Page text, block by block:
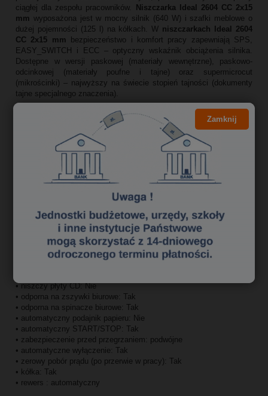
ciągłej dla zespołu pracowników.
Niszczarka Ideal 2604 CC 2x15
mm wyposażona jest w mocny silnik (640 W) i szafki meblowe o
dużej pojemności (125 l) na kółkach. W niszczarkach Ideal 2604
CC 2x15 mm
bezpieczeństwo i komfort pracy zapewniają SPS,
EASY_SWITCH i ECC – optyczny wskaźnik obciążenia silnika.
Dostępne w wersji paskowej (materiały wewnętrzne), paskowo-
odcinkowej (materiały poufne i tajne) oraz supermicrocut
(mikrościnki) – najwyższy na świecie stopień tajności (dokumenty
tajne specjalnego znaczenia).
niszczarki Ideal 2604 CC 2x15 mm
Szczelina podawcza dla papieru: 260 mm.
System cięcia: paskowo-odcinkowy (cross cut)
Szerokość ścinka: 2 x 15 mm.
Pojemność kosza na ścinki: 100 litrów
niszczarki Ideal 2604 CC 2x15 mm
• kategoria P: P-5
• kategoria Tx: Tx-5
• kategoria Ex: Ex-4
• kategoria F: F-2
• niszczy płyty CD: Nie
• odporna na zszywki biurowe: Tak
• odporna na spinacze biurowe: Tak
• automatyczny podajnik papieru: Nie
• automatyczny START/STOP: Tak
• zabezpieczenie przed przegrzaniem: podwójne
• automatyczne wyłączenie: Tak
• zerowy pobór prądu (po przerwie w pracy): Tak
• kółka: Tak
• rewers : automatyczny
Zamknij